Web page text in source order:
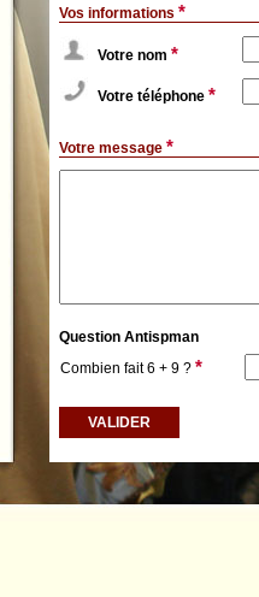
Vos informations *
Votre nom *
Votre téléphone *
Votre message *
Question Antispman
Combien fait 6 + 9 ? *